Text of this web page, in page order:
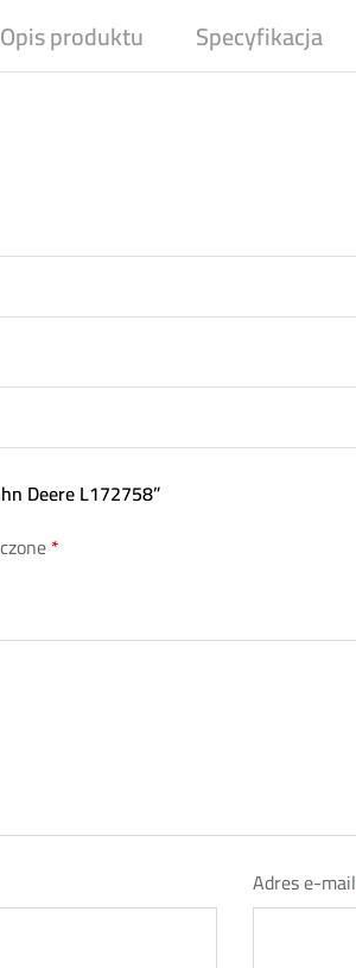
Opis produktu Specyfikacja
Deere L172758”
*
Adres e-mail